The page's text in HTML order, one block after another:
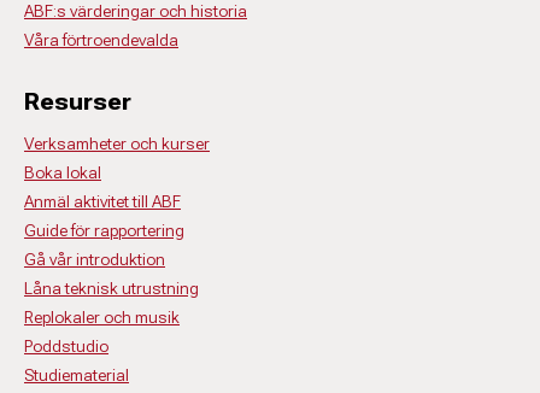
ABF:s värderingar och historia
Våra förtroendevalda
Resurser
Verksamheter och kurser
Boka lokal
Anmäl aktivitet till ABF
Guide för rapportering
Gå vår introduktion
Låna teknisk utrustning
Replokaler och musik
Poddstudio
Studiematerial